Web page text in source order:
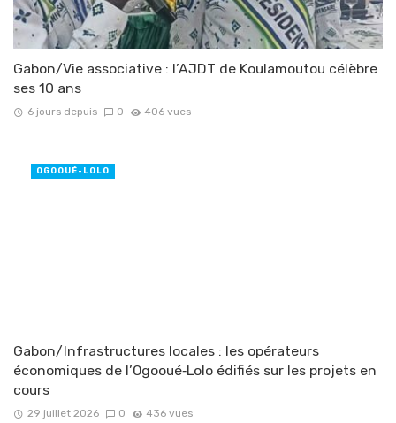
Gabon/Vie associative : l’AJDT de Koulamoutou célèbre
ses 10 ans
6 jours depuis 0 406 vues
Gabon/Infrastructures locales : les opérateurs
économiques de l’Ogooué‑Lolo édifiés sur les projets en
cours
29 juillet 2026 0 436 vues
OGOOUÉ-LOLO